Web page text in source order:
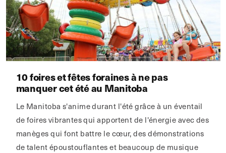
10 foires et fêtes foraines à ne pas
manquer cet été au Manitoba
Le Manitoba s'anime durant l'été grâce à un éventail
de foires vibrantes qui apportent de l'énergie avec des
manèges qui font battre le cœur, des démonstrations
de talent époustouflantes et beaucoup de musique